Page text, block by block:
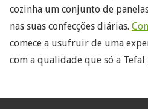
cozinha um conjunto de
nas suas confecções diárias.
comece a usufruir de uma
com a qualidade que só a Tefal